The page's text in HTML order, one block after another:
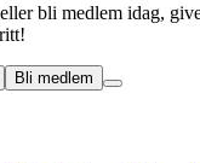
bli medlem idag,
Bli medlem